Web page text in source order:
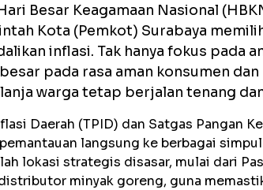
Besar Keagamaan Nasional
Kota (Pemkot) Surabaya
inflasi. Tak hanya fokus pada
pada rasa aman konsumen
warga tetap berjalan tenang
Daerah (TPID) dan Satgas Pangan
langsung ke berbagai
lokasi strategis disasar, mulai dari
minyak goreng, guna